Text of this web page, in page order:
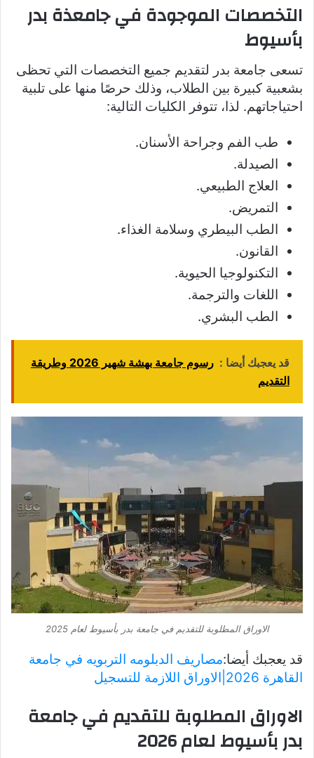
التخصصات الموجودة في جامعذة بدر
بأسيوط
تسعى جامعة بدر لتقديم جميع التخصصات التي تحظى
بشعبية كبيرة بين الطلاب، وذلك حرصًا منها على تلبية
احتياجاتهم. لذا، تتوفر الكليات التالية:
طب الفم وجراحة الأسنان.
الصيدلة.
العلاج الطبيعي.
التمريض.
الطب البيطري وسلامة الغذاء.
القانون.
التكنولوجيا الحيوية.
اللغات والترجمة.
الطب البشري.
قد يعجبك أيضا :
رسوم جامعة بهشة شهير 2026 وطريقة
التقديم
الاوراق المطلوبة للتقديم في جامعة بدر بأسيوط لعام 2025
قد يعجبك أيضا:مصاريف الدبلومه التربويه في جامعة
القاهرة 2026|الاوراق اللازمة للتسجيل
الاوراق المطلوبة للتقديم في جامعة
بدر بأسيوط لعام 2026